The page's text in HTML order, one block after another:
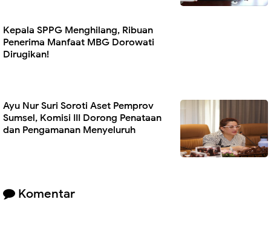
Kepala SPPG Menghilang, Ribuan
Penerima Manfaat MBG Dorowati
Dirugikan!
Ayu Nur Suri Soroti Aset Pemprov
Sumsel, Komisi III Dorong Penataan
dan Pengamanan Menyeluruh
Komentar